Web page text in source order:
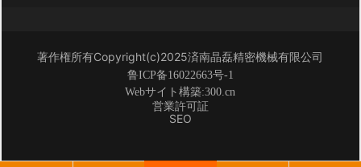
著作権所有Copyright(c)2025済南晶磊精密機械有限公司
鲁ICP备16022663号-1
Webサイト構築:300.cn
営業許可証
SEO